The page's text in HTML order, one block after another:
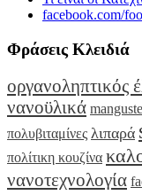
facebook.com/
Φράσεις Κλειδιά
οργανοληπτικός
νανοϋλικά
πολυβιταμίνες λιπαρά
πολίτικη κουζίνα
νανοτεχνολογία